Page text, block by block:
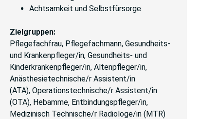
Achtsamkeit und Selbstfürsorge
Zielgruppen:
Pflegefachfrau, Pflegefachmann, Gesundheits-
und Krankenpfleger/in, Gesundheits- und
Kinderkrankenpfleger/in, Altenpfleger/in,
Anästhesietechnische/r Assistent/in
(ATA), Operationstechnische/r Assistent/in
(OTA), Hebamme, Entbindungspfleger/in,
Medizinisch Technische/r Radiologe/in (MTR)